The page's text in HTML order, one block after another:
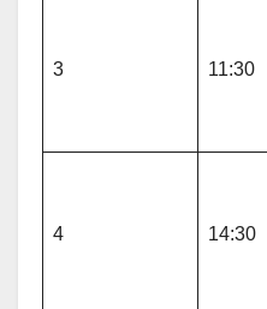
3 11:30
4 14:30